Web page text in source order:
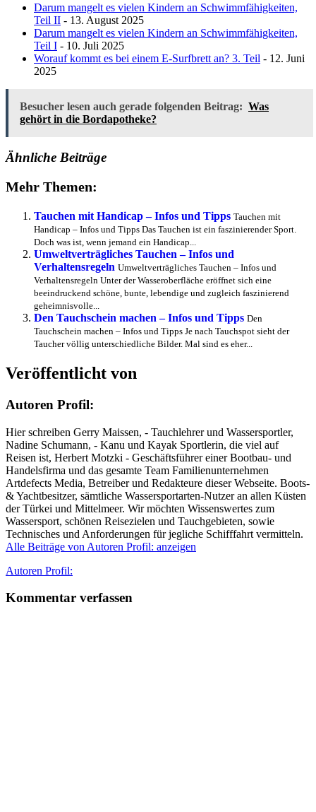
Darum mangelt es vielen Kindern an Schwimmfähigkeiten,
Teil II - 13. August 2025
Darum mangelt es vielen Kindern an Schwimmfähigkeiten,
Teil I - 10. Juli 2025
Worauf kommt es bei einem E-Surfbrett an? 3. Teil - 12. Juni
2025
Besucher lesen auch gerade folgenden Beitrag: Was
gehört in die Bordapotheke?
Ähnliche Beiträge
Mehr Themen:
Tauchen mit Handicap – Infos und Tipps Tauchen mit
Handicap – Infos und Tipps Das Tauchen ist ein faszinierender Sport.
Doch was ist, wenn jemand ein Handicap...
Umweltverträgliches Tauchen – Infos und
Verhaltensregeln Umweltverträgliches Tauchen – Infos und
Verhaltensregeln Unter der Wasseroberfläche eröffnet sich eine
beeindruckend schöne, bunte, lebendige und zugleich faszinierend
geheimnisvolle...
Den Tauchschein machen – Infos und Tipps Den
Tauchschein machen – Infos und Tipps Je nach Tauchspot sieht der
Taucher völlig unterschiedliche Bilder. Mal sind es eher...
Veröffentlicht von
Autoren Profil:
Hier schreiben Gerry Maissen, - Tauchlehrer und Wassersportler,
Nadine Schumann, - Kanu und Kayak Sportlerin, die viel auf
Reisen ist, Herbert Motzki - Geschäftsführer einer Bootbau- und
Handelsfirma und das gesamte Team Familienunternehmen
Artdefects Media, Betreiber und Redakteure dieser Webseite. Boots-
& Yachtbesitzer, sämtliche Wassersportarten-Nutzer an allen Küsten
der Türkei und Mittelmeer. Wir möchten Wissenswertes zum
Wassersport, schönen Reisezielen und Tauchgebieten, sowie
Technisches und Anforderungen für jegliche Schifffahrt vermitteln.
Alle Beiträge von Autoren Profil: anzeigen
Autor
Autoren Profil:
Kommentar verfassen